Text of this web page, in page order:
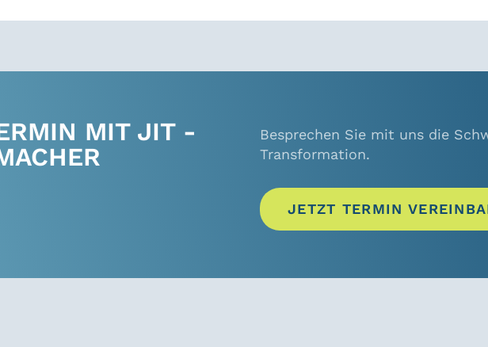
MIT JIT -
Besprechen Sie mit uns die
Transformation.
JETZT TERMIN